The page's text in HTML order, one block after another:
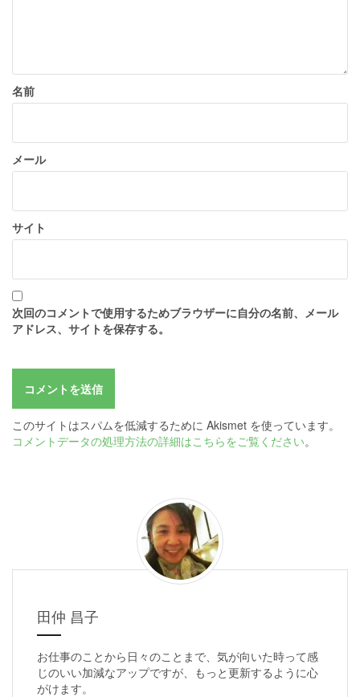
名前
メール
サイト
次回のコメントで使用するためブラウザーに自分の名前、メール
アドレス、サイトを保存する。
このサイトはスパムを低減するために Akismet を使っています。
コメントデータの処理方法の詳細はこちらをご覧ください。
田仲 昌子
お仕事のことから日々のことまで、気が向いた時って感
じのいい加減なアップですが、もっと更新するように心
がけます。